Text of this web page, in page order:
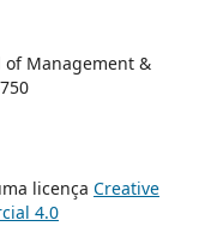
of Management &
licença Creative
4.0